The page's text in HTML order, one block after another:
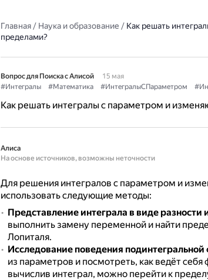
Главная/ Наука и образование / Как решать
пределами?
Вопрос для Поиска с Алисой
15 мая
#Интегралы
#Математика #ИнтегралыСПараметром
Как решать интегралы с параметром и
Алиса
На основе источников, возможны неточности
Для решения интегралов с параметром и
использовать следующие методы:
Представление интеграла в виде разности
выполнить замену переменной и найти
Лопиталя.
Исследование поведения
из параметров и посмотреть, как ведёт
вычислив интеграл, можно перейти к